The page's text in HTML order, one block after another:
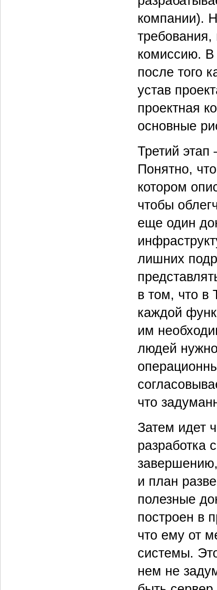
компании).
комиссию.
после того
устав
проектная
основные
Третий этап
Понятно,
котором
чтобы
еще один
лишних
в том, что в
каждой
им
людей
что
Затем идет
разработка
и план
полезные
построен в
что ему от
системы.
нем не